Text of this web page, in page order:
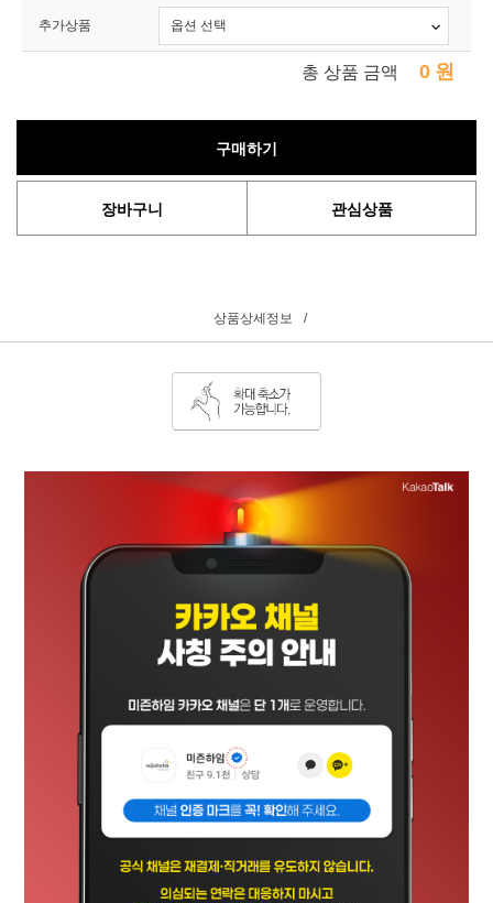
추가상품
총 상품 금액 0 원
구매하기
장바구니 관심상품
상품상세정보